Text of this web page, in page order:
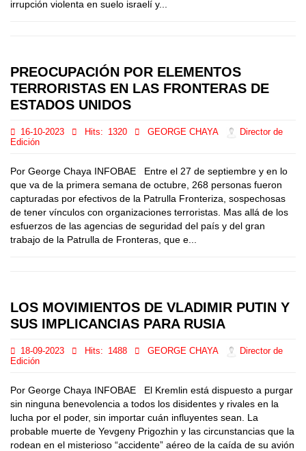
irrupción violenta en suelo israelí y...
PREOCUPACIÓN POR ELEMENTOS
TERRORISTAS EN LAS FRONTERAS DE
ESTADOS UNIDOS
16-10-2023 Hits: 1320 GEORGE CHAYA
Director de
Edición
Por George Chaya INFOBAE Entre el 27 de septiembre y en lo
que va de la primera semana de octubre, 268 personas fueron
capturadas por efectivos de la Patrulla Fronteriza, sospechosas
de tener vínculos con organizaciones terroristas. Mas allá de los
esfuerzos de las agencias de seguridad del país y del gran
trabajo de la Patrulla de Fronteras, que e...
LOS MOVIMIENTOS DE VLADIMIR PUTIN Y
SUS IMPLICANCIAS PARA RUSIA
18-09-2023 Hits: 1488 GEORGE CHAYA
Director de
Edición
Por George Chaya INFOBAE El Kremlin está dispuesto a purgar
sin ninguna benevolencia a todos los disidentes y rivales en la
lucha por el poder, sin importar cuán influyentes sean. La
probable muerte de Yevgeny Prigozhin y las circunstancias que la
rodean en el misterioso “accidente” aéreo de la caída de su avión